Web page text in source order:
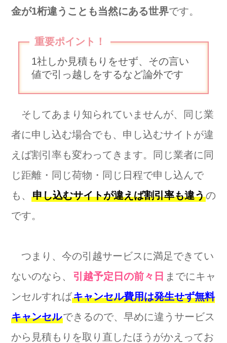
金が1桁違うことも当然にある世界です。
重要ポイント！
1社しか見積もりをせず、その言い
値で引っ越しをするなど論外です
そしてあまり知られていませんが、同じ業
者に申し込む場合でも、申し込むサイトが違
えば割引率も変わってきます。同じ業者に同
じ距離・同じ荷物・同じ日程で申し込んで
も、 申し込むサイトが違えば割引率も違うの
です。
つまり、今の引越サービスに満足できてい
ないのなら、
引越予定日の前々日 までにキャ
ンセルすればキャンセル費用は発生せず無料
キャンセルできるので、早めに違うサービス
から見積もりを取り直したほうがかえってお